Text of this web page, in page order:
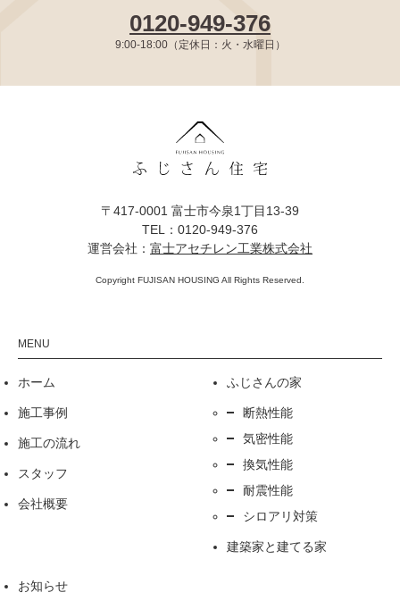
0120-949-376
9:00-18:00（定休日：火・水曜日）
〒417-0001 富士市今泉1丁目13-39
TEL：0120-949-376
運営会社： 富士アセチレン工業株式会社
Copyright FUJISAN HOUSING All Rights Reserved.
ホーム
施工事例
施工の流れ
スタッフ
会社概要
ふじさんの家
断熱性能
気密性能
換気性能
耐震性能
シロアリ対策
建築家と建てる家
お知らせ